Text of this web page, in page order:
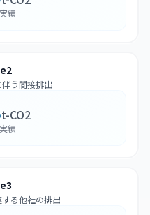
績
う間接排出
t-CO2
績
る他社の排出